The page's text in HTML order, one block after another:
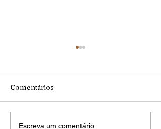
Comentários
Escreva um comentário